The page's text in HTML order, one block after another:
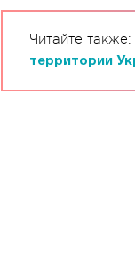
Читайте также:
территории